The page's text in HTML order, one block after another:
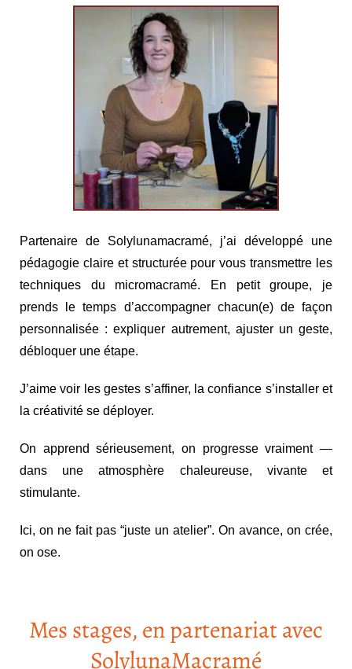
Partenaire de Solylunamacramé, j’ai développé une
pédagogie claire et structurée pour vous transmettre les
techniques du micromacramé. En petit groupe, je
prends le temps d’accompagner chacun(e) de façon
personnalisée : expliquer autrement, ajuster un geste,
débloquer une étape.
J’aime voir les gestes s’affiner, la confiance s’installer et
la créativité se déployer.
On apprend sérieusement, on progresse vraiment —
dans une atmosphère chaleureuse, vivante et
stimulante.
Ici, on ne fait pas “juste un atelier”. On avance, on crée,
on ose.
Mes stages, en partenariat avec
SolylunaMacramé